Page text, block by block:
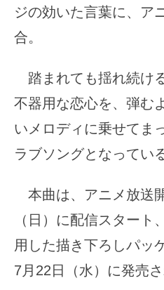
ジの効いた言葉に、ア
合。
踏まれても揺れ続け
不器用な恋心を、弾む
いメロディに乗せてま
ラブソングとなっている
本曲は、アニメ放送
（日）に配信スタート
用した描き下ろしパッ
7月22日（水）に発売さ